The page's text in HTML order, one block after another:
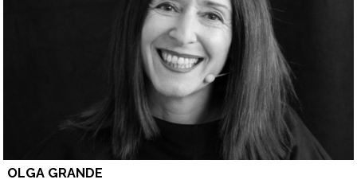
OLGA GRANDE